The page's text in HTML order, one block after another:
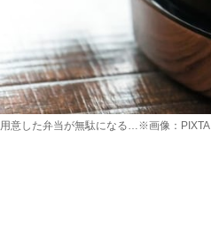
用意した弁当が無駄になる…※画像：PIXTA